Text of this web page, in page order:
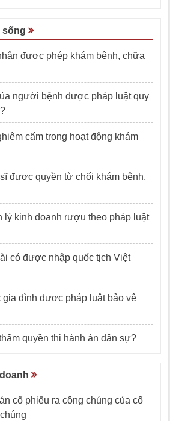
sống
được phép khám bệnh, chữa
người bệnh được pháp luật quy
cấm trong hoạt động khám
được quyền từ chối khám bệnh,
lý kinh doanh rượu theo pháp luật
có được nhập quốc tịch Việt
đình được pháp luật bảo vệ
quyền thi hành án dân sự?
cổ phiếu ra công chúng của cổ